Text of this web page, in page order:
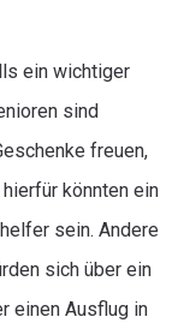
ein wichtiger
sind
freuen,
könnten ein
sein. Andere
sich über ein
einen Ausflug in